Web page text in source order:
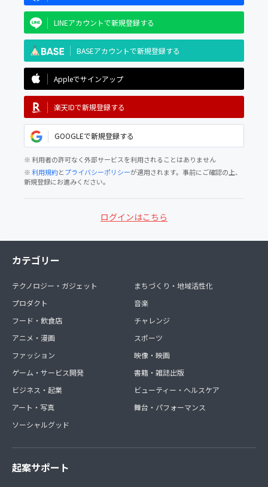
LINEアカウントで新規登録する
BASEアカウントで新規登録する
Appleでサインアップ
楽天IDで新規登録する
GOOGLEで新規登録する
※ 利用者の許可なく外部サービスを利用されることはありません
※利用規約とプライバシーポリシーが適用されます。事前にご確認の上、
新規登録にお進みください。
ログインはこちら
カテゴリー
テクノロジー・ガジェット
プロダクト
フード・飲食店
アニメ・漫画
ファッション
ゲーム・サービス開発
ビジネス・起業
アート・写真
ソーシャルグッド
まちづくり・地域活性化
音楽
チャレンジ
スポーツ
映像・映画
書籍・雑誌出版
ビューティー・ヘルスケア
舞台・パフォーマンス
起案サポート